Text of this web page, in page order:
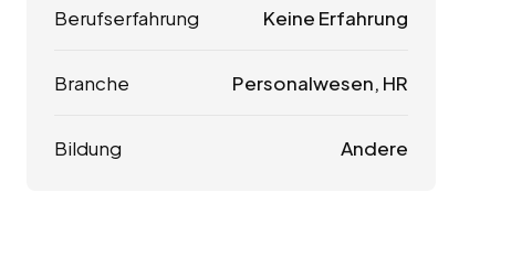
Berufserfahrung Keine Erfahrung
Branche Personalwesen, HR
Bildung Andere